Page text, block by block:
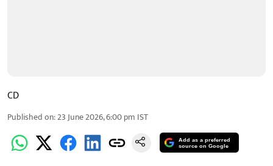
CD
Published on:23 June 2026, 6:00 pm IST
Add as a preferred
source on Google